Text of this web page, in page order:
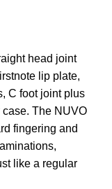
head joint
lip plate,
C foot joint plus
The NUVO
fingering and
like a regular